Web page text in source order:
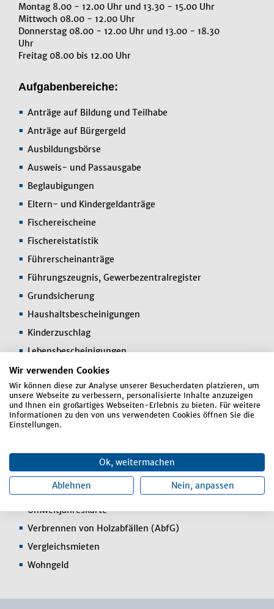
Wir verwenden Cookies
Wir können diese zur Analyse unserer Besucherdaten platzieren, um
unsere Webseite zu verbessern, personalisierte Inhalte anzuzeigen
und Ihnen ein großartiges Webseiten-Erlebnis zu bieten. Für weitere
Informationen zu den von uns verwendeten Cookies öffnen Sie die
Einstellungen.
Ok, weitermachen
Ablehnen Nein, anpassen
Montag 8.00 - 12.00 Uhr und 13.30 - 15.00 Uhr
Mittwoch 08.00 - 12.00 Uhr
Donnerstag 08.00 - 12.00 Uhr und 13.00 - 18.30
Uhr
Freitag 08.00 bis 12.00 Uhr
Aufgabenbereiche:
Anträge auf Bildung und Teilhabe
Anträge auf Bürgergeld
Ausbildungsbörse
Ausweis- und Passausgabe
Beglaubigungen
Eltern- und Kindergeldanträge
Fischereischeine
Fischereistatistik
Führerscheinanträge
Führungszeugnis, Gewerbezentralregister
Grundsicherung
Haushaltsbescheinigungen
Kinderzuschlag
Lebensbescheinigungen
Meldebescheinigungen
Mitarbeit im Aufgabenbereich von H. Barth
Rundfunkgebührenbefreiung
Schlüsselverwaltung außer HDG, Schule und
Tafelberechtigungen (Anlaufstelle)
Telefonsozialtarif
Telefonzentrale
Umweltjahreskarte
Verbrennen von Holzabfällen (AbfG)
Vergleichsmieten
Wohngeld